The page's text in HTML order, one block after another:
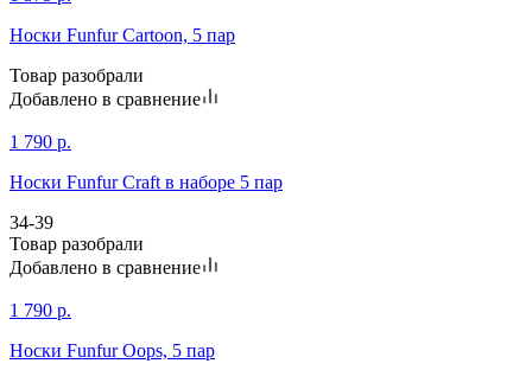
Носки Funfur Cartoon, 5 пар
Товар разобрали
Добавлено в сравнение
1 790 р.
Носки Funfur Craft в наборе 5 пар
34-39
Товар разобрали
Добавлено в сравнение
1 790 р.
Носки Funfur Oops, 5 пар